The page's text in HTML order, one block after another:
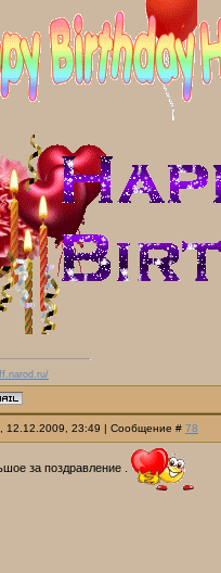
12.12.2009, 23:49 | Сообщение # 78
за поздравление .